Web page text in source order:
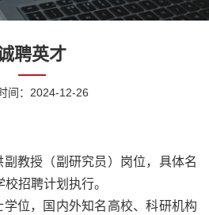
聘英才
间：2024-12-26
教授（副研究员）岗位，具体名
招聘计划执行。
位，国内外知名高校、科研机构